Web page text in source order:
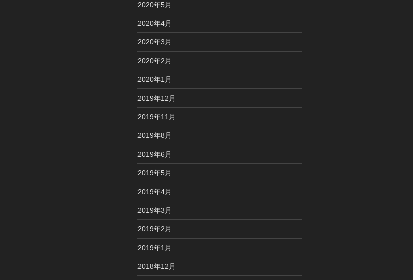
2020年5月
2020年4月
2020年3月
2020年2月
2020年1月
2019年12月
2019年11月
2019年8月
2019年6月
2019年5月
2019年4月
2019年3月
2019年2月
2019年1月
2018年12月